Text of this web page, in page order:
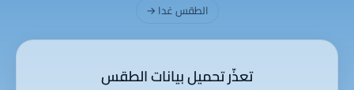
الطقس غدا →
تعذّر تحميل بيانات الطقس